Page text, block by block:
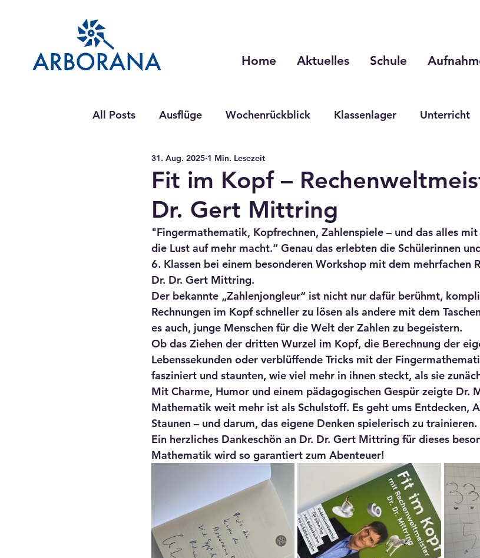
Home Aktuelles Schule
All Posts Ausflüge Wochenrückblick Klassenlager Unterricht
ARBORANA-Mittwoch Workshops
Fit im Kopf –
Dr. Gert Mittring
31. Aug. 2025 1 Min. Lesezeit
"Fingermathematik, Kopfrechnen, Zahlenspiele – und das alles
die Lust auf mehr macht.“ Genau das erlebten die Schülerinnen
6. Klassen bei einem besonderen Workshop mit dem mehrfachen
Dr. Dr. Gert Mittring.
Der bekannte „Zahlenjongleur“ ist nicht nur dafür berühmt,
Rechnungen im Kopf schneller zu lösen als andere mit dem
es auch, junge Menschen für die Welt der Zahlen zu begeistern.
Ob das Ziehen der dritten Wurzel im Kopf, die Berechnung der
Lebenssekunden oder verblüffende Tricks mit der
fasziniert und staunten, wie viel mehr in ihnen steckt, als sie
Mit Charme, Humor und einem pädagogischen Gespür zeigte Dr.
Mathematik weit mehr ist als Schulstoff. Es geht ums Entdecken,
Staunen – und darum, das eigene Denken spielerisch zu trainieren.
Ein herzliches Dankeschön an Dr. Dr. Gert Mittring für dieses
Mathematik wird so garantiert zum Abenteuer!